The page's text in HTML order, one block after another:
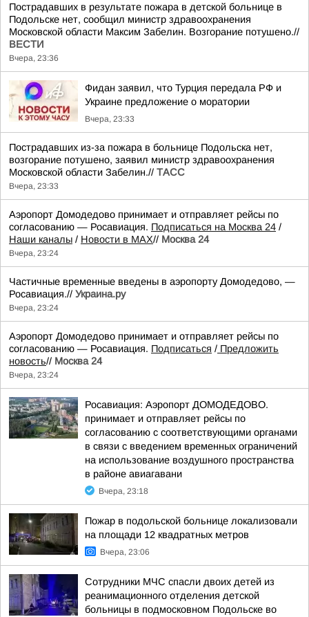
Пострадавших в результате пожара в детской больнице в
Подольске нет, сообщил министр здравоохранения
Московской области Максим Забелин. Возгорание потушено.//
ВЕСТИ
Вчера, 23:36
Фидан заявил, что Турция передала РФ и
Украине предложение о моратории
Вчера, 23:33
Пострадавших из-за пожара в больнице Подольска нет,
возгорание потушено, заявил министр здравоохранения
Московской области Забелин.// ТАСС
Вчера, 23:33
Аэропорт Домодедово принимает и отправляет рейсы по
согласованию — Росавиация. Подписаться на Москва 24 /
Наши каналы / Новости в MAX// Москва 24
Вчера, 23:24
Частичные временные введены в аэропорту Домодедово, —
Росавиация.// Украина.ру
Вчера, 23:24
Аэропорт Домодедово принимает и отправляет рейсы по
согласованию — Росавиация. Подписаться / Предложить
новость// Москва 24
Вчера, 23:24
Росавиация: Аэропорт ДОМОДЕДОВО.
принимает и отправляет рейсы по
согласованию с соответствующими органами
в связи с введением временных ограничений
на использование воздушного пространства
в районе авиагавани
Вчера, 23:18
Пожар в подольской больнице локализовали
на площади 12 квадратных метров
Вчера, 23:06
Сотрудники МЧС спасли двоих детей из
реанимационного отделения детской
больницы в подмосковном Подольске во